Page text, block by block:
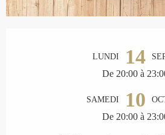
LUNDI 14
De 20:00 à
SAMEDI 10
De 20:00 à